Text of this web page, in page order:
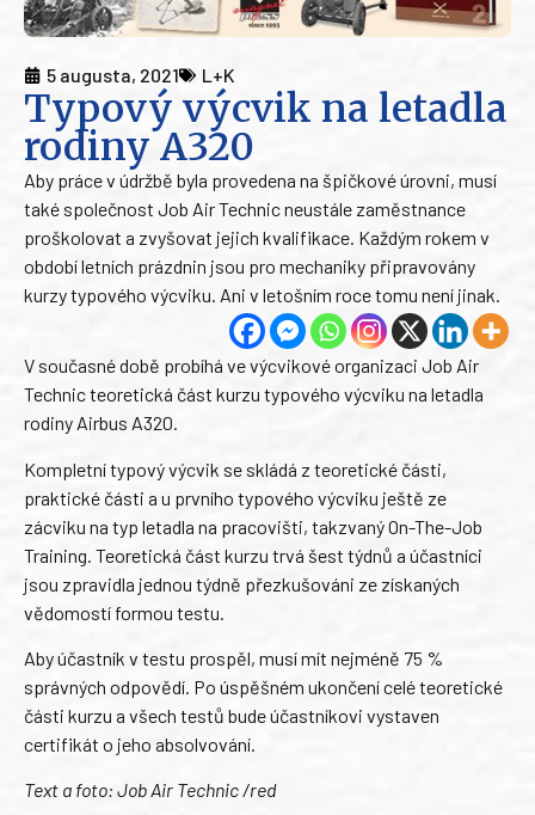
5 augusta, 2021 L+K
Typový výcvik na letadla
rodiny A320
Aby práce v údržbě byla provedena na špičkové úrovni, musí
také společnost Job Air Technic neustále zaměstnance
proškolovat a zvyšovat jejich kvalifikace. Každým rokem v
období letních prázdnin jsou pro mechaniky připravovány
kurzy typového výcviku. Ani v letošním roce tomu není jinak.
V současné době probíhá ve výcvikové organizaci Job Air
Technic teoretická část kurzu typového výcviku na letadla
rodiny Airbus A320.
Kompletní typový výcvik se skládá z teoretické části,
praktické části a u prvního typového výcviku ještě ze
zácviku na typ letadla na pracovišti, takzvaný On-The-Job
Training. Teoretická část kurzu trvá šest týdnů a účastníci
jsou zpravidla jednou týdně přezkušováni ze získaných
vědomostí formou testu.
Aby účastník v testu prospěl, musí mít nejméně 75 %
správných odpovědí. Po úspěšném ukončení celé teoretické
části kurzu a všech testů bude účastníkovi vystaven
certifikát o jeho absolvování.
Text a foto: Job Air Technic /red